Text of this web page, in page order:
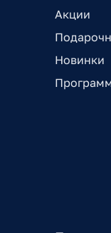
Акции
Новинки